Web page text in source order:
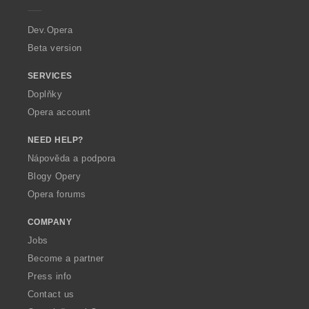
a
Dev.Opera
Beta version
SERVICES
Doplňky
Opera account
NEED HELP?
Nápověda a podpora
Blogy Opery
Opera forums
COMPANY
Jobs
Become a partner
Press info
Contact us